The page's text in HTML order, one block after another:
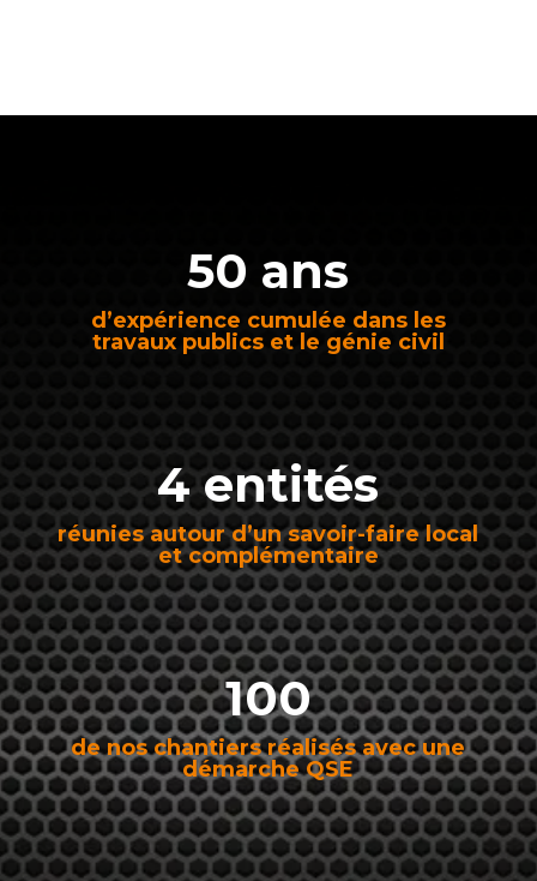
50 ans
d’expérience cumulée dans les
travaux publics et le génie civil
4 entités
réunies autour d’un savoir-faire local
et complémentaire
100
de nos chantiers réalisés avec une
démarche QSE